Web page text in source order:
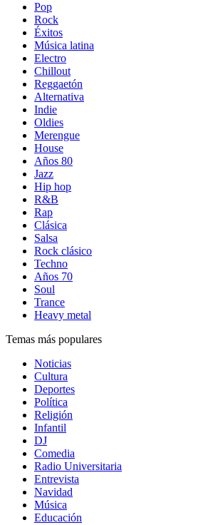
Pop
Rock
Éxitos
Música latina
Electro
Chillout
Reggaetón
Alternativa
Indie
Oldies
Merengue
House
Años 80
Jazz
Hip hop
R&B
Rap
Clásica
Salsa
Rock clásico
Techno
Años 70
Soul
Trance
Heavy metal
Temas más populares
Noticias
Cultura
Deportes
Política
Religión
Infantil
DJ
Comedia
Radio Universitaria
Entrevista
Navidad
Música
Educación